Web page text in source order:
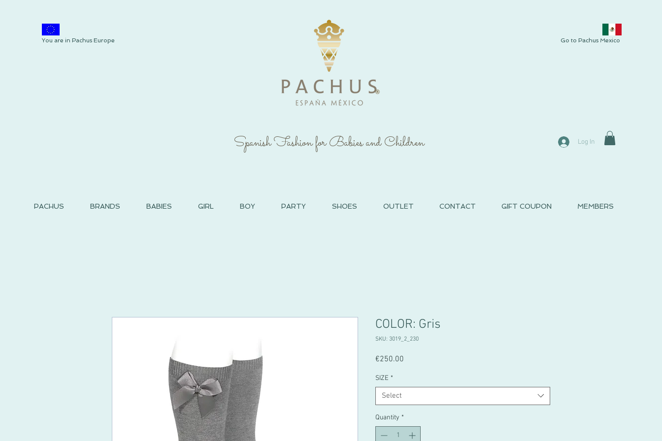
You are in Pachus Europe
®
Go to Pachus Mexico
Spanish Fashion for Babies and Children Log In
PACHUS BRANDS BABIES GIRL BOY PARTY SHOES OUTLET CONTACT GIFT COUPON MEMBERS
COLOR: Gris
SKU: 3019_2_230
€250.00
SIZE *
Select
Quantity *